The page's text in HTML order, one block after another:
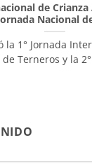
de
Nacional
la 1° Jornada
Terneros y la